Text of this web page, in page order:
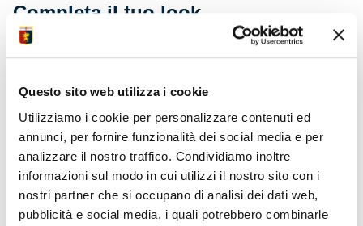
Questo sito web utilizza i cookie
Utilizziamo i cookie per personalizzare contenuti ed
annunci, per fornire funzionalità dei social media e per
analizzare il nostro traffico. Condividiamo inoltre
informazioni sul modo in cui utilizzi il nostro sito con i
nostri partner che si occupano di analisi dei dati web,
pubblicità e social media, i quali potrebbero combinarle
Completa il tuo look
Prezzo: 29,90€
AGGIUNGI AL CARRELLO
Felpa Training Bambino 25/26-69,00€ Il
originale
44,90
attuale
Vedi opzioni >